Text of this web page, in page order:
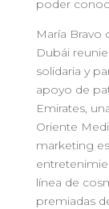
poder
María Bravo
Dubái
solidaria y
apoyo de
Emirates,
Oriente
marketing
línea de
premiadas